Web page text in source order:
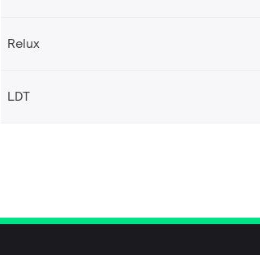
Relux
LDT